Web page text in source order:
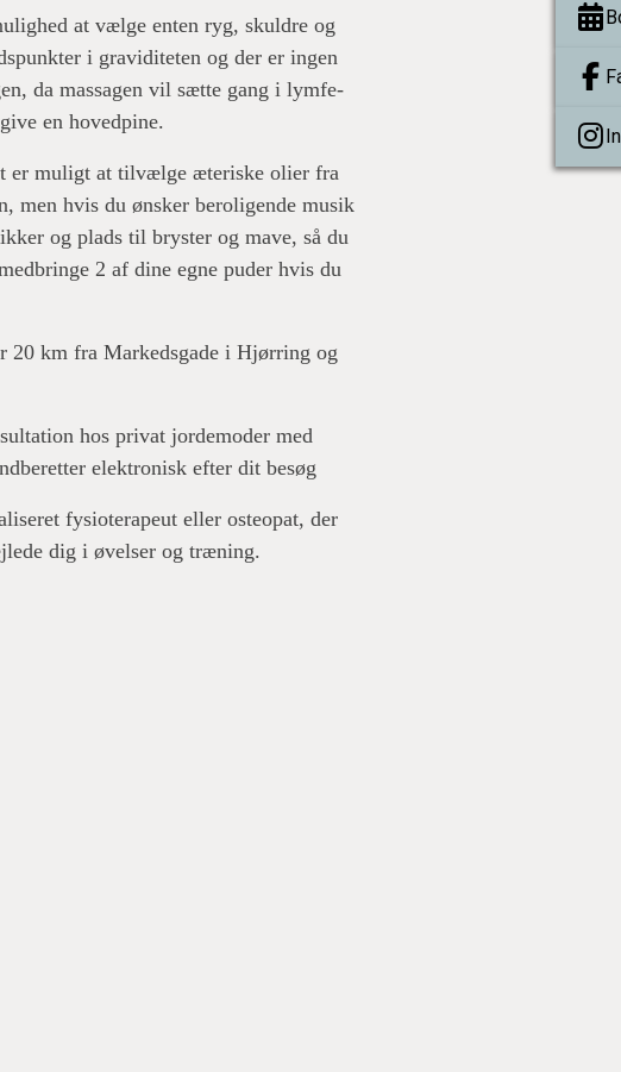
at vælge enten ryg, skuldre og
i graviditeten og der er ingen
da massagen vil sætte gang i lymfe-
en hovedpine.
er muligt at tilvælge æteriske olier fra
men hvis du ønsker beroligende musik
og plads til bryster og mave, så du
2 af dine egne puder hvis du
20 km fra Markedsgade i Hjørring og
hos privat jordemoder med
elektronisk efter dit besøg
fysioterapeut eller osteopat, der
dig i øvelser og træning.